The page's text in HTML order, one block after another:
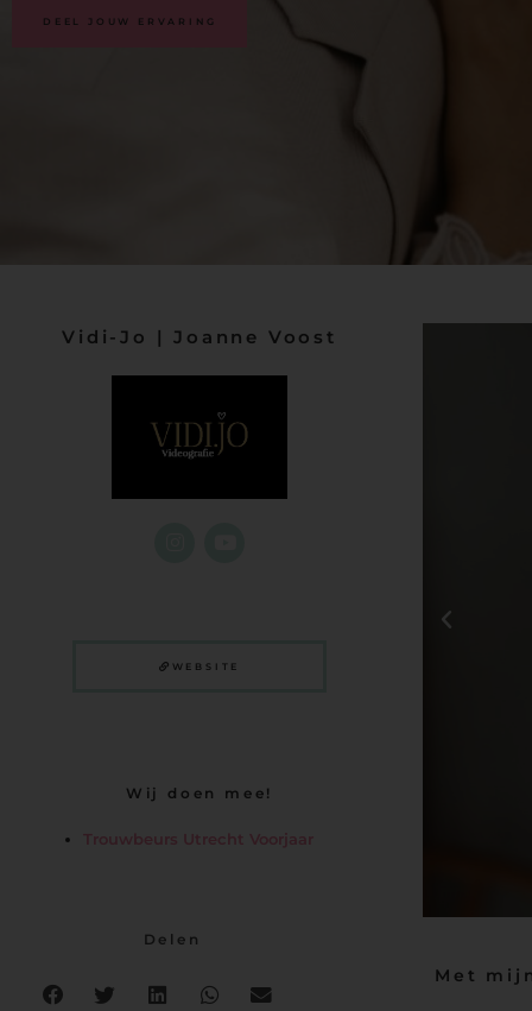
DEEL JOUW ERVARING
Vidi-Jo | Joanne Voost
WEBSITE
Wij doen mee!
Trouwbeurs Utrecht Voorjaar
Delen
Met